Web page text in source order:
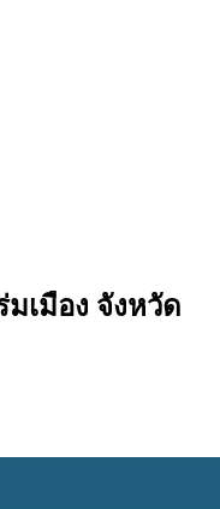
เมือง จังหวัด